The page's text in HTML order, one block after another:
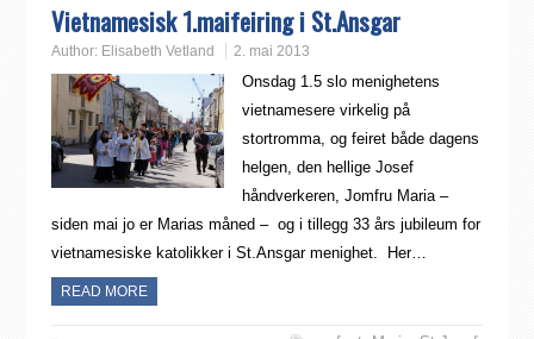
Vietnamesisk 1.maifeiring i St.Ansgar
Author: Elisabeth Vetland 2. mai 2013
Onsdag 1.5 slo menighetens
vietnamesere virkelig på
stortromma, og feiret både dagens
helgen, den hellige Josef
håndverkeren, Jomfru Maria –
siden mai jo er Marias måned – og i tillegg 33 års jubileum for
vietnamesiske katolikker i St.Ansgar menighet. Her…
READ MORE